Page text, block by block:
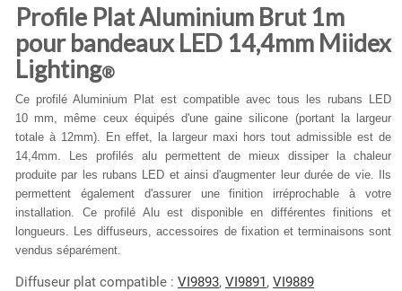
Profile Plat Aluminium Brut 1m
pour bandeaux LED 14,4mm Miidex
Lighting®
Ce profilé Aluminium Plat est compatible avec tous les rubans LED
10 mm, même ceux équipés d'une gaine silicone (portant la largeur
totale à 12mm). En effet, la largeur maxi hors tout admissible est de
14,4mm. Les profilés alu permettent de mieux dissiper la chaleur
produite par les rubans LED et ainsi d'augmenter leur durée de vie. Ils
permettent également d'assurer une finition irréprochable à votre
installation. Ce profilé Alu est disponible en différentes finitions et
longueurs. Les diffuseurs, accessoires de fixation et terminaisons sont
vendus séparément.
Diffuseur plat compatible : VI9893, VI9891, VI9889